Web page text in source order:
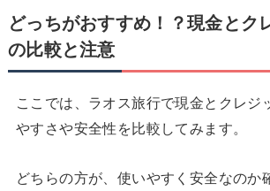
どっちがおすすめ！？現金とク
の比較と注意
ここでは、ラオス旅行で現金とクレジ
やすさや安全性を比較してみます。
どちらの方が、使いやすく安全なのか